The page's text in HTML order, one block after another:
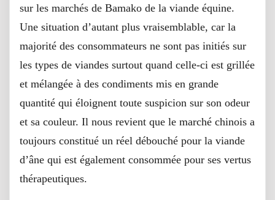
sur les marchés de Bamako de la viande équine.
Une situation d’autant plus vraisemblable, car la
majorité des consommateurs ne sont pas initiés sur
les types de viandes surtout quand celle-ci est grillée
et mélangée à des condiments mis en grande
quantité qui éloignent toute suspicion sur son odeur
et sa couleur. Il nous revient que le marché chinois a
toujours constitué un réel débouché pour la viande
d’âne qui est également consommée pour ses vertus
thérapeutiques.